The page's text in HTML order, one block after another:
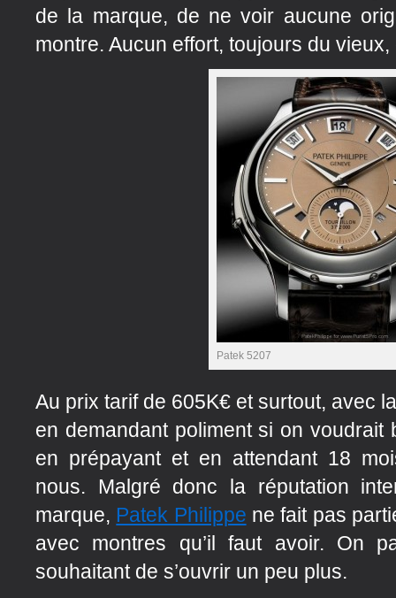
de la marque, de ne voir aucune
montre. Aucun effort, toujours du vieux,
Patek 5207
Au prix tarif de 605K€ et surtout, avec
en demandant poliment si on voudrait
en prépayant et en attendant 18
nous. Malgré donc la réputation
marque, Patek Philippe ne fait pas
avec montres qu’il faut avoir. On
souhaitant de s’ouvrir un peu plus.